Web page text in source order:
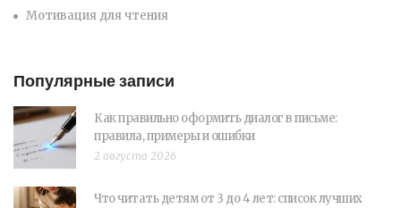
Мотивация для чтения
Популярные записи
Как правильно оформить диалог в письме:
правила, примеры и ошибки
2 августа 2026
Что читать детям от 3 до 4 лет: список лучших